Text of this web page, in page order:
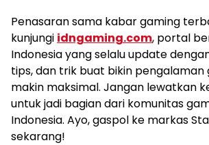
Penasaran sama kabar gaming
kunjungi idngaming.com, portal
Indonesia yang selalu update
tips, dan trik buat bikin
makin maksimal. Jangan lewatkan
untuk jadi bagian dari komunitas
Indonesia. Ayo, gaspol ke markas
sekarang!